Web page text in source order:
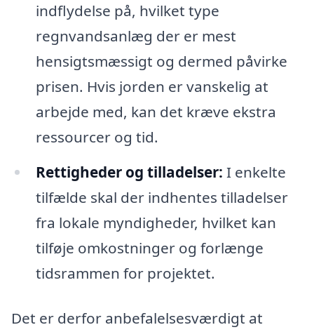
indflydelse på, hvilket type
regnvandsanlæg der er mest
hensigtsmæssigt og dermed påvirke
prisen. Hvis jorden er vanskelig at
arbejde med, kan det kræve ekstra
ressourcer og tid.
Rettigheder og tilladelser: I enkelte
tilfælde skal der indhentes tilladelser
fra lokale myndigheder, hvilket kan
tilføje omkostninger og forlænge
tidsrammen for projektet.
Det er derfor anbefalelsesværdigt at